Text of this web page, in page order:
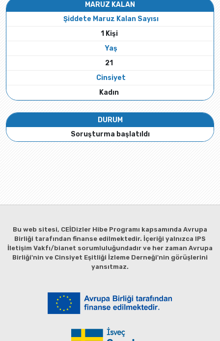
MARUZ KALAN
Şiddete Maruz Kalan Sayısı
1 Kişi
Yaş
21
Cinsiyet
Kadın
DURUM
Soruşturma başlatıldı
Bu web sitesi, CEİDizler Hibe Programı kapsamında Avrupa
Birliği tarafından finanse edilmektedir. İçeriği yalnızca IPS
İletişim Vakfı/bianet sorumluluğundadır ve her zaman Avrupa
Birliği'nin ve Cinsiyet Eşitliği İzleme Derneği'nin görüşlerini
yansıtmaz.